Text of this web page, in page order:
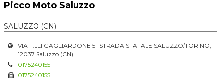
Picco Moto Saluzzo
SALUZZO (CN)
VIA F.LLI GAGLIARDONE 5 -STRADA STATALE SALUZZO/TORINO,
12037 Saluzzo (CN)
0175240155
0175240155